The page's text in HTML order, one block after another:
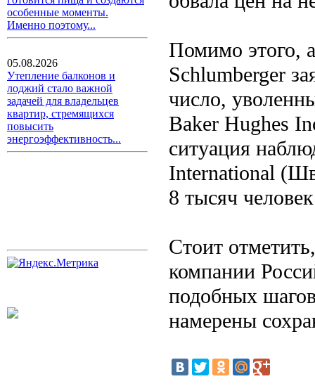
особенные моменты.
Именно поэтому...
05.08.2026
Утепление балконов и
лоджий стало важной
задачей для владельцев
квартир, стремящихся
повысить
энергоэффективность...
Помимо этого,
Schlumberger
число,
Baker Hughes
ситуация
International
8 тысяч
Стоит
компании
подобных
намерены